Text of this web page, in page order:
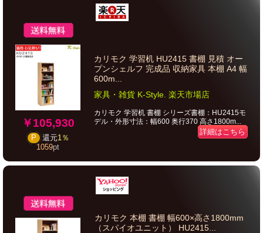
￥105,930
P 還元1％
1059pt
カリモク 学習机 HU2415 書棚 見積 オー
プンシェルフ 完成品 収納家具 本棚 A4 幅
600m...
家具・雑貨 K-Style. 楽天市場店
カリモク 学習机 書棚 シリーズ書棚：HU2415モ
デル・外形寸法：幅600 奥行370 高さ1800m...
詳細はこちら
カリモク 本棚 書棚 幅600×高さ1800mm
（スパイオユニット） HU2415...